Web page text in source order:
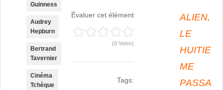
Évaluer cet élément
(0 Votes)
Tags:
ALIEN,
LE
HUITIE
ME
PASSA
Guinness
Audrey
Hepburn
Bertrand
Tavernier
Cinéma
Tchèque